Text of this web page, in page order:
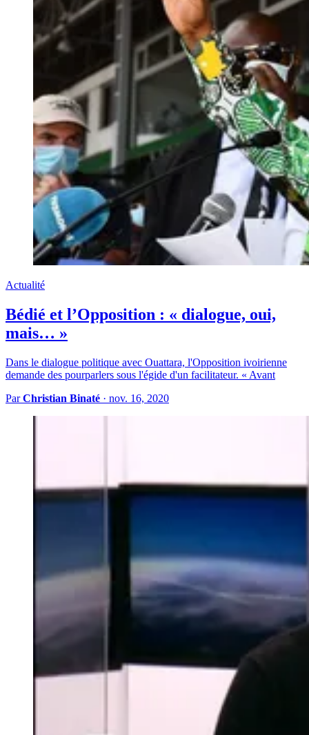
Actualité
Bédié et l’Opposition : « dialogue, oui,
mais… »
Dans le dialogue politique avec Ouattara, l'Opposition ivoirienne
demande des pourparlers sous l'égide d'un facilitateur. « Avant
ParChristian Binaté · nov. 16, 2020